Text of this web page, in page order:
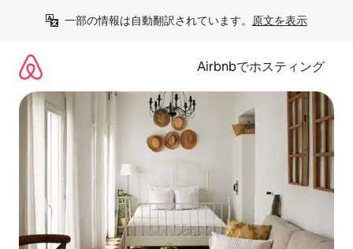
一部の情報は自動翻訳されています。 原文を表示
Airbnbでホスティング